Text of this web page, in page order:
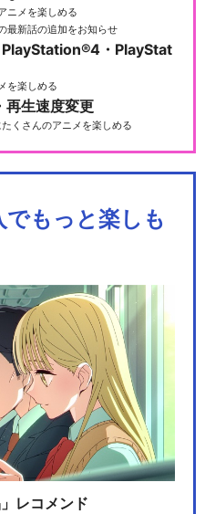
ニメを楽しめる
最新話の追加をお知らせ
・PlayStat
を楽しめる
再生速度変更
くさんのアニメを楽しめる
でもっと楽しも
レコメンド